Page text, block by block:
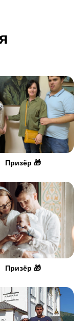
Призёр 🎁
Призёр 🎁